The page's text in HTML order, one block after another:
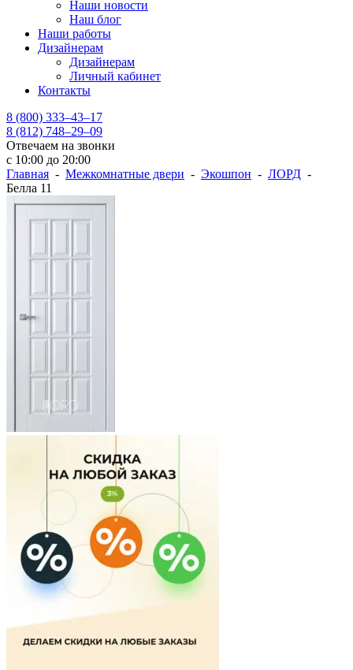
Наши новости
Наш блог
Наши работы
Дизайнерам
Дизайнерам
Личный кабинет
Контакты
8 (800) 333–43–17
8 (812) 748–29–09
Отвечаем на звонки
с 10:00 до 20:00
Главная - Межкомнатные двери - Экошпон - ЛОРД -
Белла 11